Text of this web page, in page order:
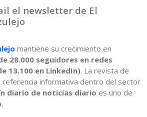
el newsletter de El
mantiene su crecimiento en
28.000 seguidores en redes
13.100 en LinkedIn). La revista de
referencia informativa dentro del sector
diario de noticias diario es uno de